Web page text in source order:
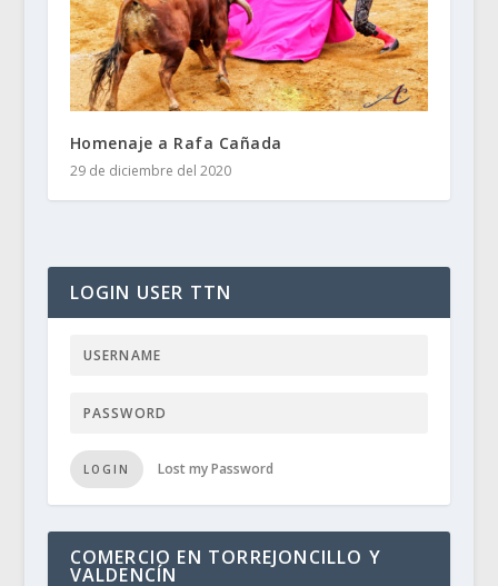
Homenaje a Rafa Cañada
29 de diciembre del 2020
LOGIN USER TTN
LOGIN Lost my Password
COMERCIO EN TORREJONCILLO Y
VALDENCÍN